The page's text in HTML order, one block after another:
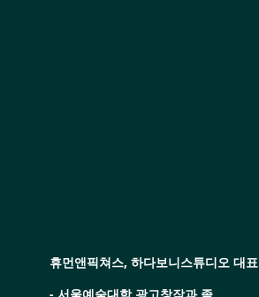
​휴먼앤픽쳐스, 하다보니스튜디오 대표